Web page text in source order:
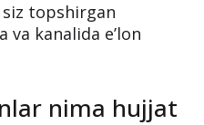
topshirgan
va kanalida e’lon
nima hujjat